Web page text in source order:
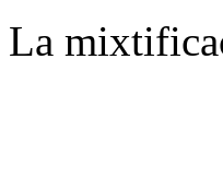
La